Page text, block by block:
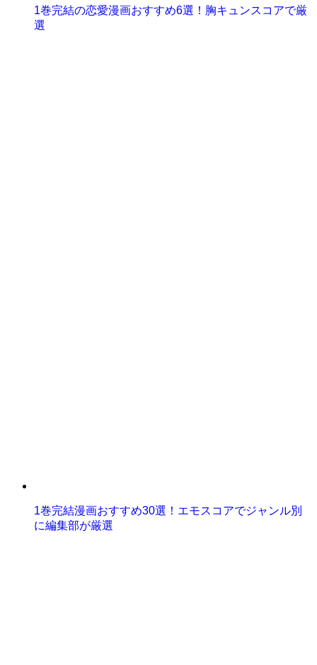
1巻完結の恋愛漫画おすすめ6選！胸キュンスコアで厳
選
1巻完結漫画おすすめ30選！エモスコアでジャンル別
に編集部が厳選